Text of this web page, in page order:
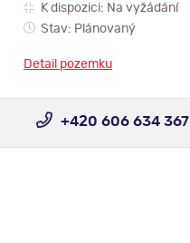
K dispozici: Na vyžádání
Stav: Plánovaný
Detail pozemku
+420 606 634 367